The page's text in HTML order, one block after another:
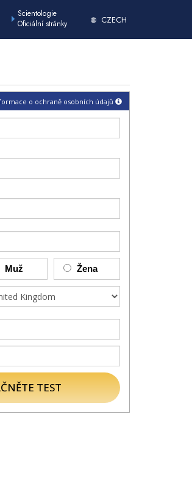
Scientologie
Oficiální stránky
CZECH
o ochraně osobních údajů
Muž Žena
TEST